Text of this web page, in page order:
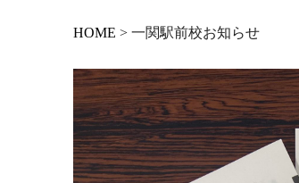
HOME > 一関駅前校お知らせ